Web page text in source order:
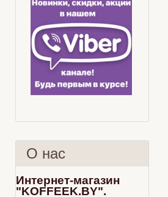
О нас
Интернет-магазин
"KOFFEEK.BY".